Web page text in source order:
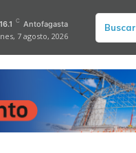
16.1 C Antofagasta
7 agosto, 2026
Buscar